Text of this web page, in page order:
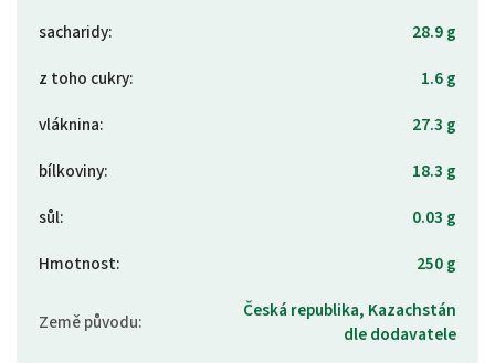
sacharidy:
28.9 g
z toho cukry:
1.6 g
vláknina:
27.3 g
bílkoviny:
18.3 g
sůl:
0.03 g
Hmotnost: 250 g
Země původu:
Česká republika, Kazachstán
dle dodavatele